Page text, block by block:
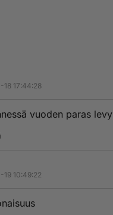
17:44:28
vuoden paras levy
10:49:22